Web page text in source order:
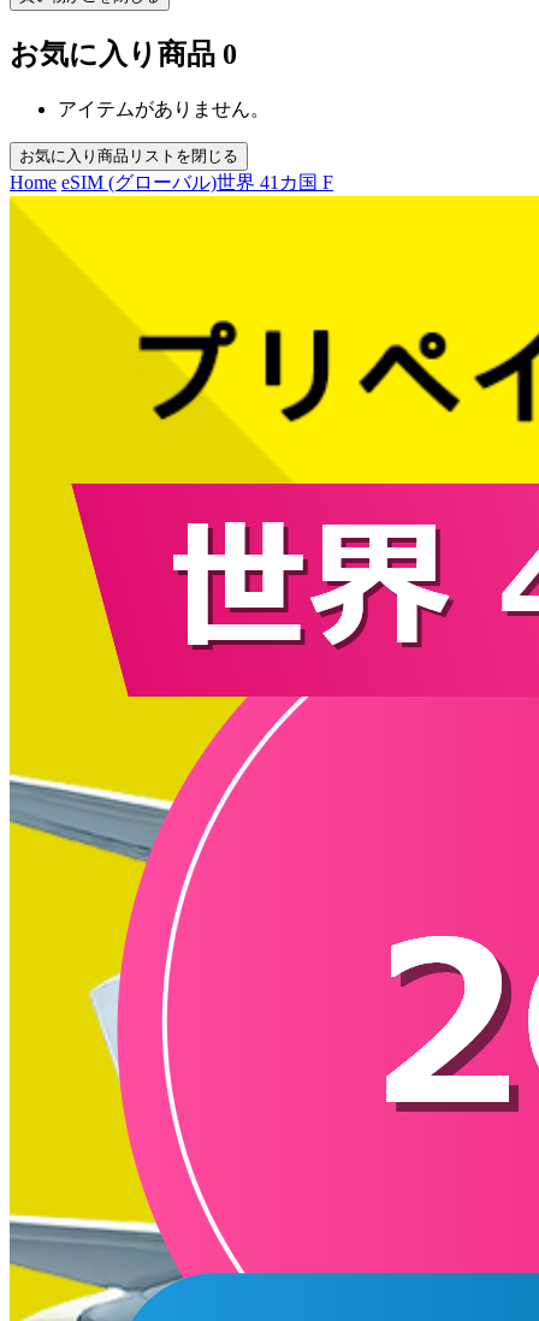
お気に入り商品 0
アイテムがありません。
お気に入り商品リストを閉じる
Home eSIM (グローバル)世界 41カ国 F